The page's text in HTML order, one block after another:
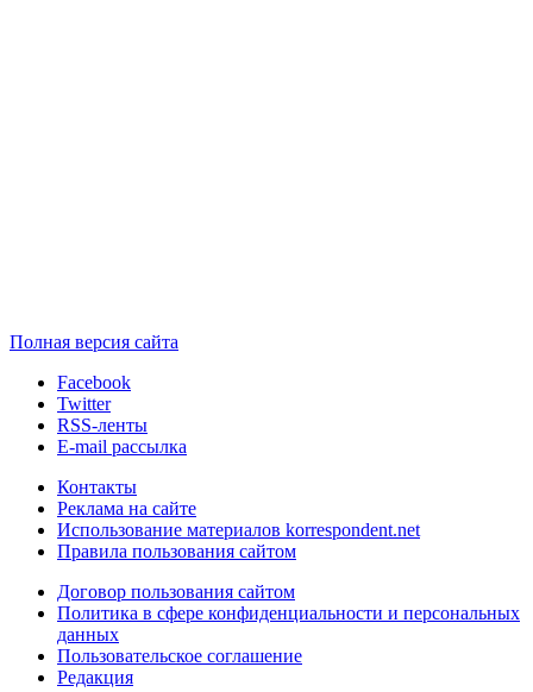
Полная версия сайта
Facebook
Twitter
RSS-ленты
E-mail рассылка
Контакты
Реклама на сайте
Использование материалов korrespondent.net
Правила пользования сайтом
Договор пользования сайтом
Политика в сфере конфиденциальности и персональных
данных
Пользовательское соглашение
Редакция